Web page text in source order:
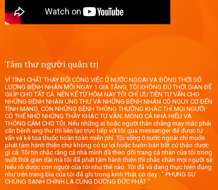
Tâm thư người quản trị
VÌ TÍNH CHẤT THAY ĐỔI CÔNG VIỆC Ở NƯỚC NGOÀI VÀ ĐỒNG THỜI SỐ
LƯỢNG BỆNH NHÂN MỖI NGÀY 1 GIA TĂNG, TÔI KHÔNG ĐỦ THỜI GIAN ĐỂ
GIÚP CHO TẤT CẢ. NÊN KỂ TỪ HÔM NAY TÔI CHỈ ƯU TIÊN TƯ VẤN CHO
NHỮNG BỆNH NHÂN UNG THƯ VÀ NHỮNG BỆNH NHÂN CÓ NGUY CƠ ĐẾN
TÍNH MẠNG, CÒN NHỮNG BỆNH THÔNG THƯỜNG KHÁC THÌ MỌI NGƯỜI
CÓ THỂ NHỜ NHỮNG THẦY KHÁC TƯ VÂN. MONG CẢ NHÀ HIỂU VÀ
THÔNG CẢM CHO TÔI. Nếu những ai hoặc người thân chẳng may mắc phải
căn bệnh ung thư thì liên lạc trực tiếp với tôi qua messenger để được tư
vấn và kê toa thuốc hoàn toàn miễn phí. Tôi sống ở nước ngoài chỉ muốn
phát tâm hành thiện chứ không có tư lợi hoặc buôn bán bất cứ thảo dược
gì cả. Tôi tin chắc rằng cả nhà mình đã theo dõi trang cá nhân của tôi trong
suốt thời gian dài mà tôi đã phát tâm hành thiện thì chắc chắn mọi người sẽ
hiểu rõ được con người của tôi như thế nào. Tôi đã và đang thực hiện đúng
như trên trang bìa của tôi đã ghi trong kinh Phật có dạy : " PHỤNG SỰ
CHÚNG SANH CHÍNH LÀ CÚNG DƯỜNG ĐỨC PHẬT "